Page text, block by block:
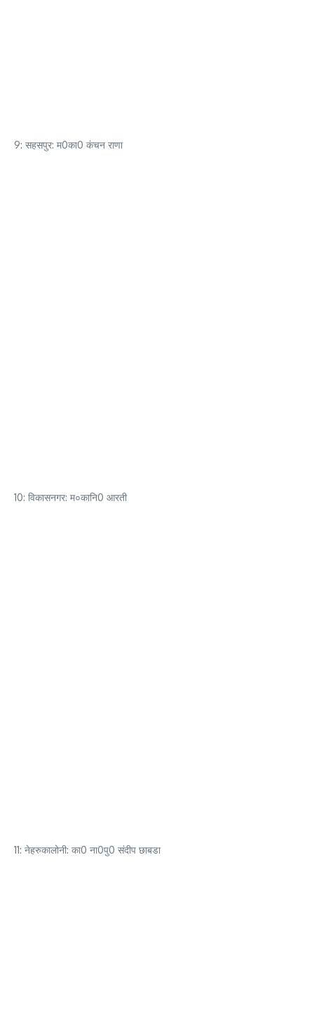
9: सहसपुर: म0का0 कंचन राणा
10: विकासनगर: म०कानि0 आरती
11: नेहरुकालोनी: का0 ना0पु0 संदीप छाबडा